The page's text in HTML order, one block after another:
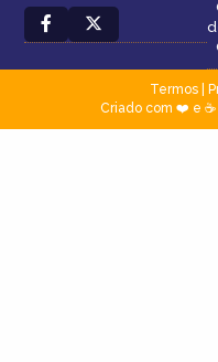
Termos|
Criado com ❤️ e